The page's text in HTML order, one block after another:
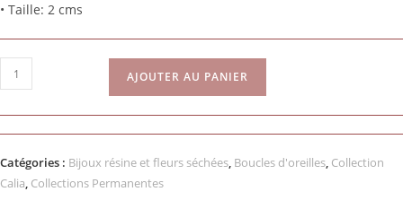
• Taille: 2 cms
AJOUTER AU PANIER
Catégories : Bijoux résine et fleurs séchées, Boucles d'oreilles, Collection
Calia, Collections Permanentes